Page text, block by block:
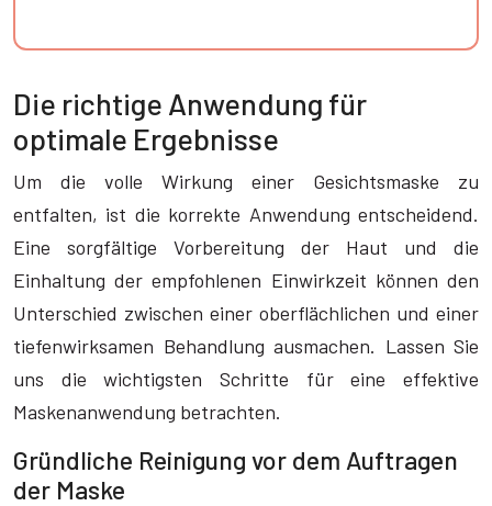
Die richtige Anwendung für
optimale Ergebnisse
Um die volle Wirkung einer Gesichtsmaske zu
entfalten, ist die korrekte Anwendung entscheidend.
Eine sorgfältige Vorbereitung der Haut und die
Einhaltung der empfohlenen Einwirkzeit können den
Unterschied zwischen einer oberflächlichen und einer
tiefenwirksamen Behandlung ausmachen. Lassen Sie
uns die wichtigsten Schritte für eine effektive
Maskenanwendung betrachten.
Gründliche Reinigung vor dem Auftragen
der Maske